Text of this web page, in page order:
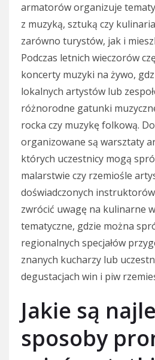
armatorów organizuje
z muzyką, sztuką czy
zarówno turystów, jak i
Podczas letnich wieczorów
koncerty muzyki na żywo,
lokalnych artystów lub
różnorodne gatunki
rocka czy muzykę folkową.
organizowane są warsztaty
których uczestnicy mogą
malarstwie czy rzemiośle
doświadczonych
zwrócić uwagę na kulinarne
tematyczne, gdzie można
regionalnych specjałów
znanych kucharzy lub
degustacjach win i piw
Jakie są
sposoby